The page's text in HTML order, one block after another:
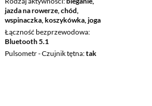
jazda na rowerze, chód,
wspinaczka, koszykówka, joga
Łączność bezprzewodowa
Bluetooth 5.1
Pulsometr - Czujnik tętna tak